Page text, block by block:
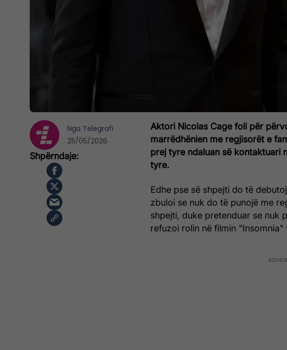
Aktori Nicolas Cage foli për
marrëdhënien me regjisorët e
prej tyre ndaluan së kontaktuari
tyre.
Edhe pse së shpejti do të
zbuloi se nuk do të punojë me
shpejti, duke pretenduar se nuk
refuzoi rolin në filmin
Nga Telegrafi
25/05/2026